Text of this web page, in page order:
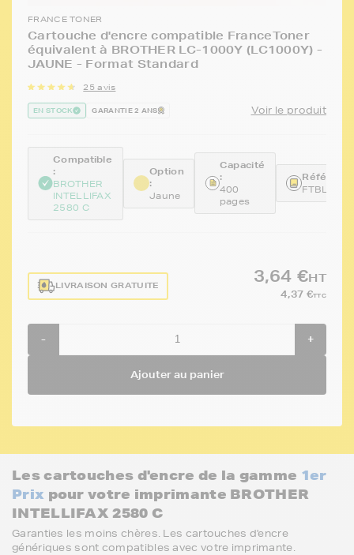
FRANCE TONER
Cartouche d'encre compatible FranceToner
équivalent à BROTHER LC-1000Y (LC1000Y) -
JAUNE - Format Standard
25 avis
EN STOCK GARANTIE 2 ANS Voir le produit
Compatible
:
BROTHER
INTELLIFAX
2580 C
Option
:
Jaune
Capacité
:
400
pages
LIVRAISON GRATUITE
3,64 €HT
4,37 €TTC
- +
Ajouter au panier
Les cartouches d'encre de la gamme 1er
Prix pour votre imprimante BROTHER
INTELLIFAX 2580 C
Garanties les moins chères. Les cartouches d'encre
génériques sont compatibles avec votre imprimante.